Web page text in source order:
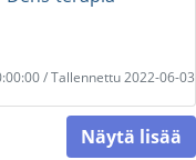
/ Tallennettu 2022-06-03
Näytä lisää